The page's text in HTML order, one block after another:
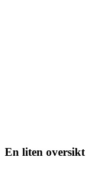
En liten oversikt